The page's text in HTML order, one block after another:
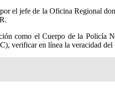
el jefe de la Oficina Regional
como el Cuerpo de la Policía
verificar en línea la veracidad del